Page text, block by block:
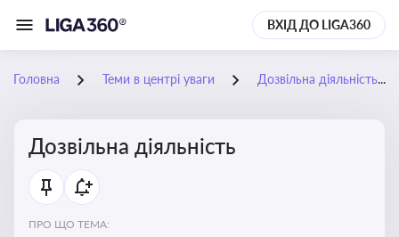
ВХІД ДО LIGA360
Головна Теми в центрі уваги Дозвільна діяльність
Дозвільна діяльність
ПРО ЩО ТЕМА: